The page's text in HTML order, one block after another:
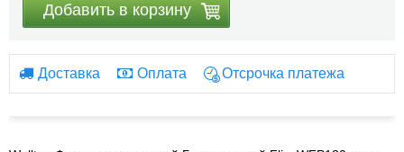
Добавить в корзину
Доставка Оплата Отсрочка платежа